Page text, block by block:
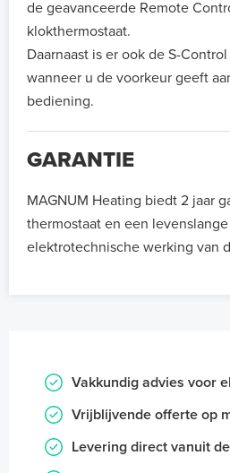
de geavanceerde Remote
klokthermostaat.
Daarnaast is er ook de S-
wanneer u de voorkeur geeft
bediening.
GARANTIE
MAGNUM Heating biedt 2 jaar
thermostaat en een
elektrotechnische werking van
Vakkundig advies voor
Vrijblijvende offerte op
Levering direct vanuit